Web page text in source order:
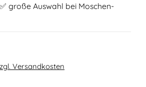
große Auswahl bei Moschen-
Versandkosten